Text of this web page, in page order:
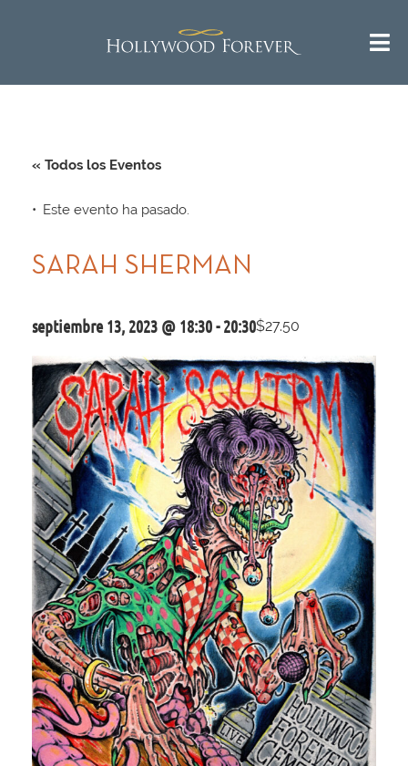
« Todos los Eventos
Este evento ha pasado.
SARAH SHERMAN
septiembre 13, 2023 @ 18:30-20:30$27.50